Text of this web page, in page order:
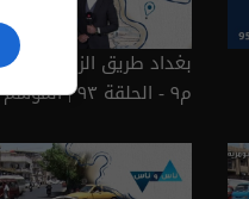
بغداد طريق الزائرين -
م٩ - الحلقة ٩٣ | الموسم 9